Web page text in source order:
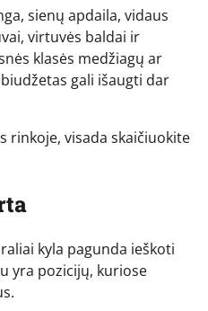
sienų apdaila, vidaus
virtuvės baldai ir
klasės medžiagų ar
gali išaugti dar
rinkoje, visada skaičiuokite
kyla pagunda ieškoti
yra pozicijų, kuriose